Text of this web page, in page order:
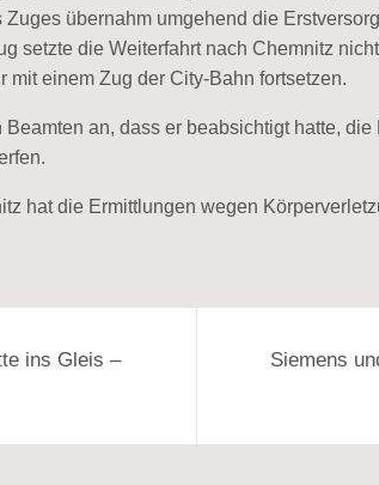
übernahm umgehend die
setzte die Weiterfahrt nach Chemnitz
mit einem Zug der City-Bahn fortsetzen.
an, dass er beabsichtigt hatte,
hat die Ermittlungen wegen
ins Gleis –
Siemens